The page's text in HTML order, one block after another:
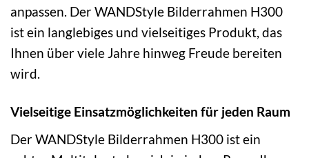
anpassen. Der WANDStyle Bilderrahmen H300
ist ein langlebiges und vielseitiges Produkt, das
Ihnen über viele Jahre hinweg Freude bereiten
wird.
Vielseitige Einsatzmöglichkeiten für jeden Raum
Der WANDStyle Bilderrahmen H300 ist ein